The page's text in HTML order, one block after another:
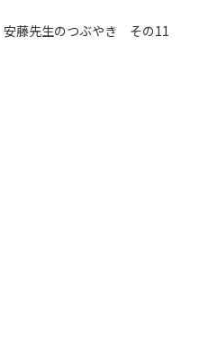
HPか
安藤先生のつぶやき その11